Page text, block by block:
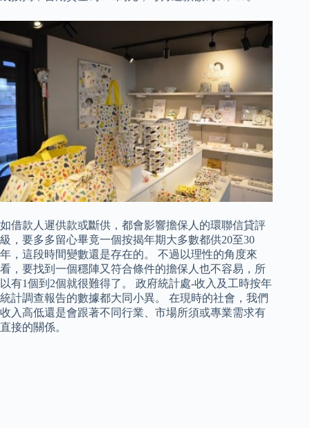
如借款人遲供款或斷供，都會影響擔保人的環聯信貸評
級，要多多留心畢竟一個按揭年期大多數都供20至30
年，這段時間變數還是存在的。 不過以理性的角度來
看，要找到一個穩陣又符合條件的擔保人也不容易，所
以有1個到2個就很難得了。 政府統計處-收入及工時按年
統計調查報告的數據都大同小異。 在現時的社會，我們
收入高低還是會跟著不同行業、市場所須或專業需求有
直接的關係。